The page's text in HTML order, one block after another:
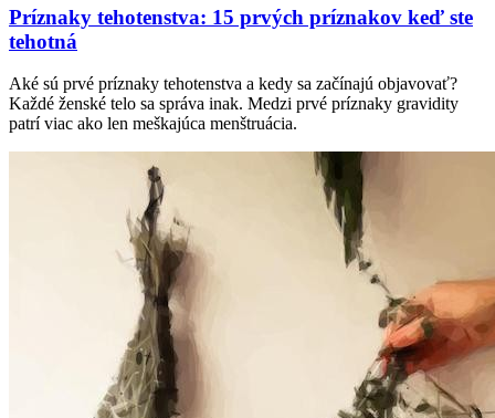
Príznaky tehotenstva: 15 prvých príznakov keď ste
tehotná
Aké sú prvé príznaky tehotenstva a kedy sa začínajú objavovať?
Každé ženské telo sa správa inak. Medzi prvé príznaky gravidity
patrí viac ako len meškajúca menštruácia.